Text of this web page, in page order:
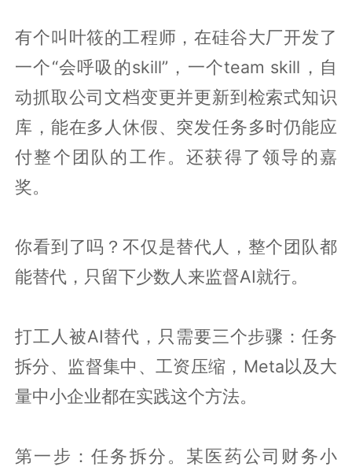
有个叫叶筱的工程师，在硅谷大厂开发了
一个“会呼吸的skill”，一个team skill，自
动抓取公司文档变更并更新到检索式知识
库，能在多人休假、突发任务多时仍能应
付整个团队的工作。还获得了领导的嘉
奖。
你看到了吗？不仅是替代人，整个团队都
能替代，只留下少数人来监督AI就行。
打工人被AI替代，只需要三个步骤：任务
拆分、监督集中、工资压缩，Meta以及大
量中小企业都在实践这个方法。
第一步：任务拆分。某医药公司财务小